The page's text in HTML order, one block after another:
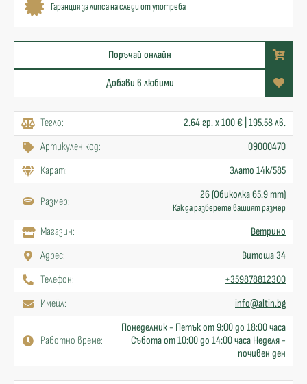
Гаранция за липса на следи от употреба
Поръчай онлайн
Добави в любими
Тегло:
2.64 гр. x 100 € | 195.58 лв.
Артикулен код:
09000470
Карат:
Злато 14к/585
Размер: 26 (Обиколка 65.9 mm)
Как да разберете вашият размер
Mагазин:
Ветрино
Адрес:
Витоша 34
Телефон:
+359878812300
Имейл:
info@altin.bg
Работно време:
Понеделник - Петък от 9:00 до 18:00 часа
Събота от 10:00 до 14:00 часа Неделя -
почивен ден